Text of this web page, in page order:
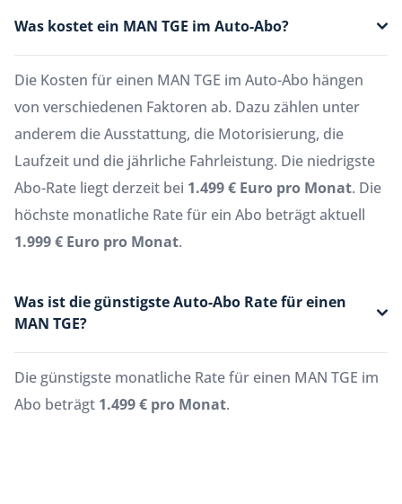
Was kostet ein MAN TGE im Auto-Abo?
Die Kosten für einen MAN TGE im Auto-Abo hängen
von verschiedenen Faktoren ab. Dazu zählen unter
anderem die Ausstattung, die Motorisierung, die
Laufzeit und die jährliche Fahrleistung. Die niedrigste
Abo-Rate liegt derzeit bei 1.499 € Euro pro Monat. Die
höchste monatliche Rate für ein Abo beträgt aktuell
1.999 € Euro pro Monat.
Was ist die günstigste Auto-Abo Rate für einen
MAN TGE?
Die günstigste monatliche Rate für einen MAN TGE im
Abo beträgt 1.499 € pro Monat.